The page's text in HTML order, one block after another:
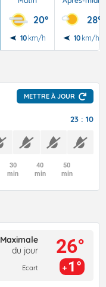
20°
10 km/h
28°
10 km/h
METTRE À JOUR
23 : 10
30
min
40
min
50
min
Maximale
du jour
Ecart
26°
1°